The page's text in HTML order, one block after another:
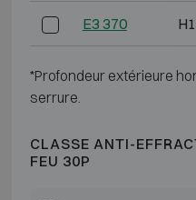
E3 370
*Profondeur extérieure
serrure.
CLASSE ANTI-
FEU 30P